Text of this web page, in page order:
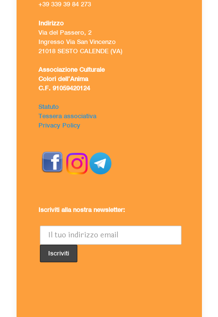
+39 339 39 84 273
Indirizzo
Via del Passero, 2
Ingresso Via San Vincenzo
21018 SESTO CALENDE (VA)
Associazione Culturale
Colori dell’Anima
C.F. 91059420124
Statuto
Tessera associativa
Privacy Policy
Iscriviti alla nostra newsletter: